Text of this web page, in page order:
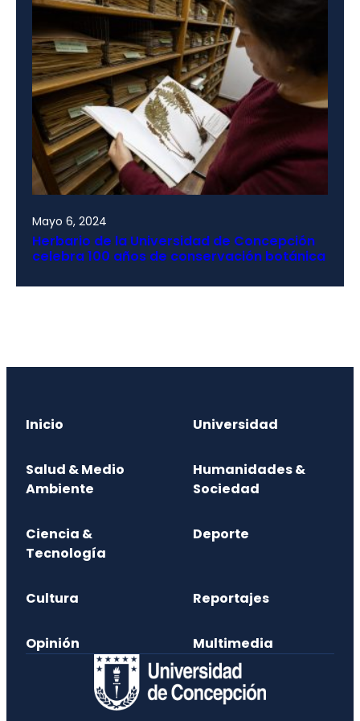
Mayo 6, 2024
Herbario de la Universidad de Concepción
celebra 100 años de conservación botánica
Inicio Universidad
Salud & Medio
Ambiente
Humanidades &
Sociedad
Ciencia &
Tecnología
Deporte
Cultura Reportajes
Opinión Multimedia